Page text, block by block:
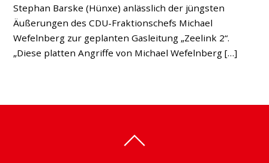
Stephan Barske (Hünxe) anlässlich der jüngsten
Äußerungen des CDU-Fraktionschefs Michael
Wefelnberg zur geplanten Gasleitung „Zeelink 2“.
„Diese platten Angriffe von Michael Wefelnberg […]